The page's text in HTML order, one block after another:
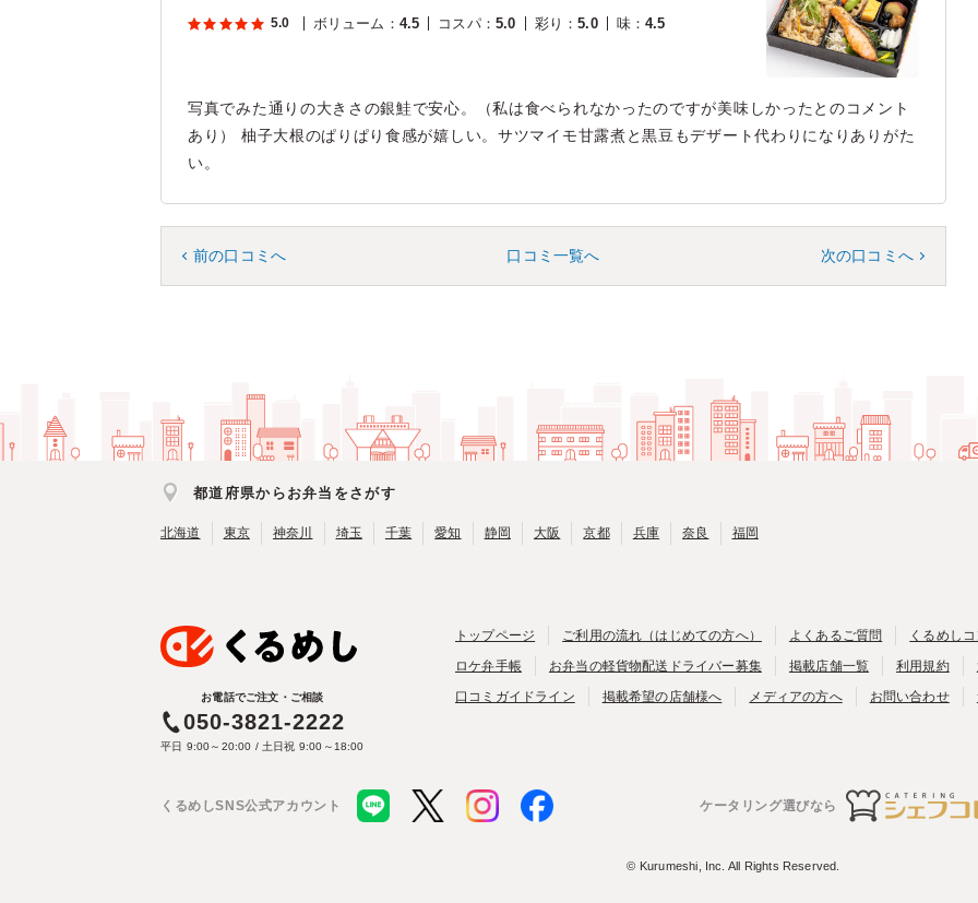
5.0 ボリューム ： 4.5 コスパ： 5.0 彩り ：5.0 味：4.5
写真でみた通りの大きさの銀鮭で安心。（私は食べられなかったのですが美味しかったとのコメント
あり） 柚子大根のぱりぱり食感が嬉しい。サツマイモ甘露煮と黒豆もデザート代わりになりありがた
い。
前の口コミへ 口コミ一覧へ 次の口コミへ
都道府県からお弁当をさがす
北海道 東京 神奈川 埼玉 千葉 愛知 静岡 大阪 京都 兵庫 奈良 福岡
お電話でご注文・ご相談
050-3821-2222
平日 9:00～20:00 / 土日祝 9:00～18:00
トップページ ご利用の流れ（はじめての方へ） よくあるご質問 くるめし
ロケ弁手帳
お弁当の軽貨物配送ドライバー募集 掲載店舗一覧 利用規約
口コミガイドライン
掲載希望の店舗様へ メディアの方へ お問い合わせ
くるめしSNS公式アカウント ケータリング選びなら
© Kurumeshi, Inc. All Rights Reserved.